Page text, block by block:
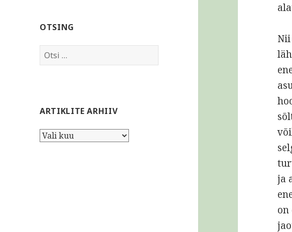
OTSING
Otsi:
ARTIKLITE ARHIIV
Artiklite
ja
on